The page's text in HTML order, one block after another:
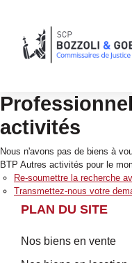
activités
Nous n'avons pas de biens à
BTP Autres activités pour le
Re-soumettre la recherche
Transmettez-nous votre
PLAN DU SITE
Nos biens en vente